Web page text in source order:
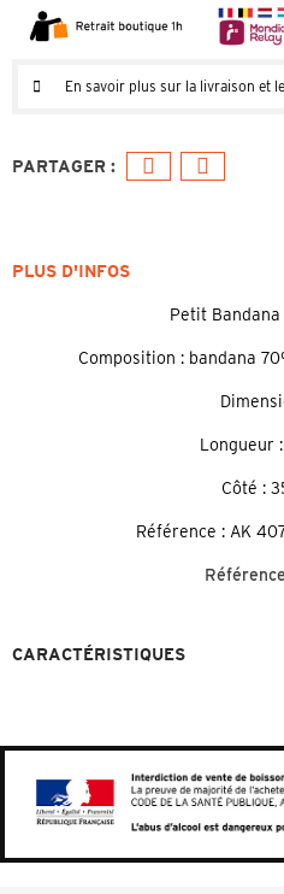
En savoir plus sur la livraison et
PLUS D'INFOS
Petit
Composition : bandana
Longueur :
Côté :
Référence : AK
Référence
CARACTÉRISTIQUES